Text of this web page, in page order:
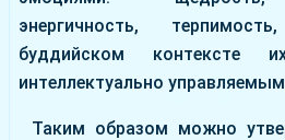
энергичность,
буддийском контексте
интеллектуально
Таким образом можно